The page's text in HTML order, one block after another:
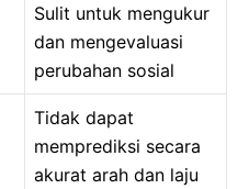
Sulit untuk mengukur
dan mengevaluasi
perubahan sosial
Tidak dapat
memprediksi secara
akurat arah dan laju